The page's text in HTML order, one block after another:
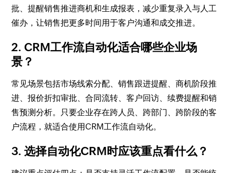
批、提醒销售推进商机和生成报表，减少重复录入与人工
催办，让销售把更多时间用于客户沟通和成交推进。
2. CRM工作流自动化适合哪些企业场
景？
常见场景包括市场线索分配、销售跟进提醒、商机阶段推
进、报价折扣审批、合同流转、客户回访、续费提醒和销
售预测分析。只要企业存在跨人员、跨部门、跨阶段的客
户流程，就适合使用CRM工作流自动化。
3. 选择自动化CRM时应该重点看什么？